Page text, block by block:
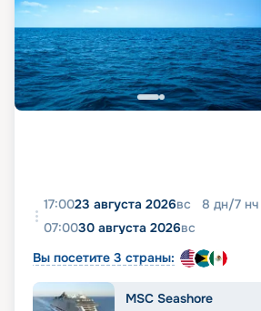
17:0023 августа 2026вс 8 дн/7 нч
07:0030 августа 2026вс
Вы посетите 3 страны:
MSC Seashore